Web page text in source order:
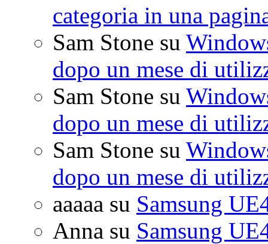
categoria in una
Sam Stone su
dopo un mese di
Sam Stone su
dopo un mese di
Sam Stone su
dopo un mese di
aaaaa su Samsung
Anna su Samsung